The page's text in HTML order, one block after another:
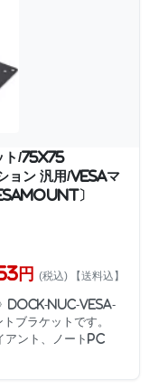
ト/75x75
ン 汎用/VESAマ
〕
円 (税込) 【送料込】
DOCK-NUC-VESA-
ブラケットです。
ント、ノートPC